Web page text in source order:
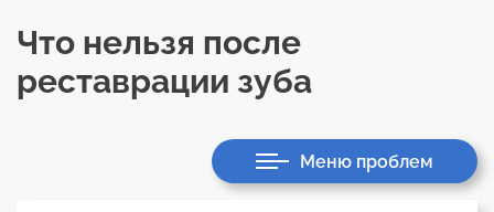
Что нельзя после
реставрации зуба
Меню проблем